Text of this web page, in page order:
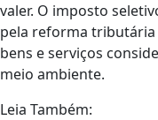
valer. O imposto
pela reforma
bens e serviços
meio ambiente.
Leia Também: